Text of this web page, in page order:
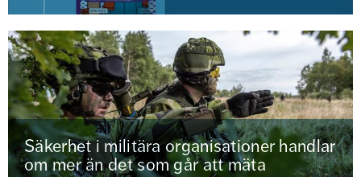
Säkerhet i militära organisationer handlar
om mer än det som går att mäta